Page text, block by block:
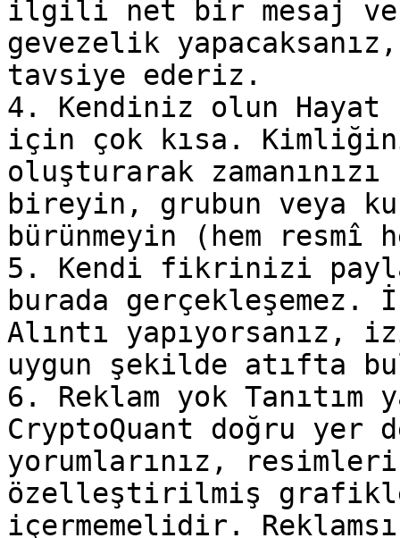
ilgili net bir mesaj
gevezelik
tavsiye ederiz.
4. Kendiniz olun Hayat
için çok kısa.
oluşturarak
bireyin, grubun veya
bürünmeyin (hem resmî
5. Kendi fikrinizi
burada
Alıntı yapıyorsanız,
uygun şekilde atıfta
6. Reklam yok
CryptoQuant doğru
yorumlarınız,
özelleştirilmiş
içermemelidir.